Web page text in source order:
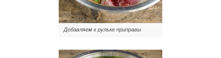
Добавляем к рульке приправы